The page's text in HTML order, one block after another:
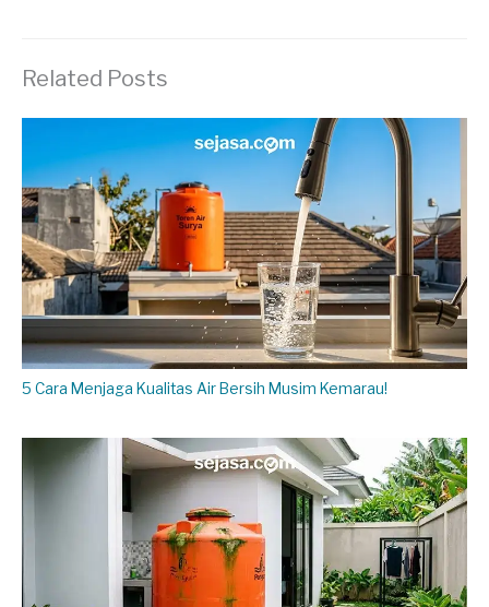
Related Posts
5 Cara Menjaga Kualitas Air Bersih Musim Kemarau!